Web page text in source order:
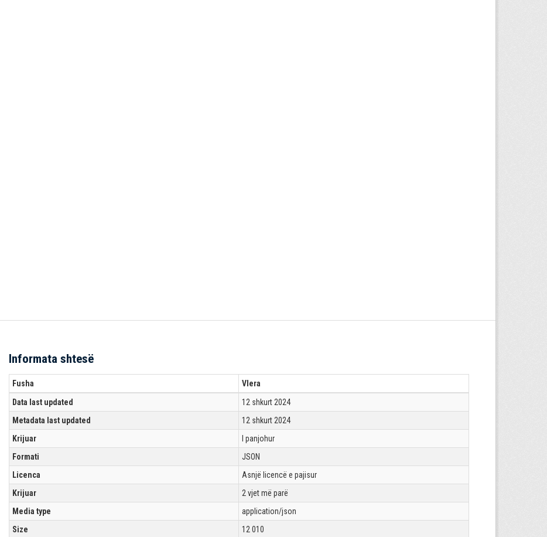
Informata shtesë
Fusha
Vlera
Data last updated
12 shkurt 2024
Metadata last updated
12 shkurt 2024
Krijuar
I panjohur
Formati
JSON
Licenca
Asnjë licencë e pajisur
Krijuar
2 vjet më parë
Media type
application/json
Size
12 010